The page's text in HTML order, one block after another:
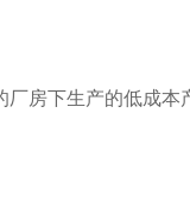
房下生产的低成本